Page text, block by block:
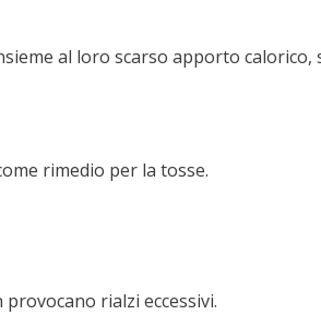
al loro scarso apporto
rimedio per la tosse.
rialzi eccessivi.